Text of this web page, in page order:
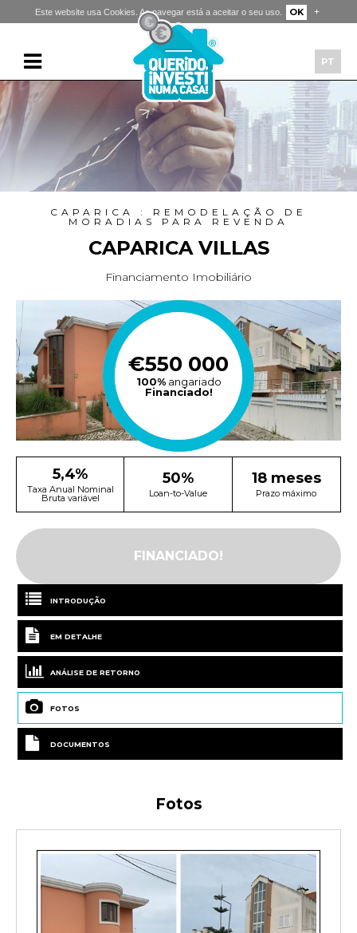
Este website usa Cookies. Ao navegar está a aceitar o seu uso. OK +
PT
CAPARICA : REMODELAÇÃO DE
MORADIAS PARA REVENDA
CAPARICA VILLAS
Financiamento Imobiliário
€550 000
100%angariado
Financiado!
5,4%
Taxa Anual Nominal
Bruta variável
50%
Loan-to-Value
18 meses
Prazo máximo
FINANCIADO!
INTRODUÇÃO
EM DETALHE
ANÁLISE DE RETORNO
FOTOS
DOCUMENTOS
Fotos